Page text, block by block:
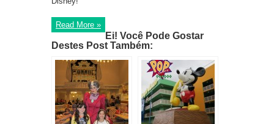
Read More »
Ei! Você Pode Gostar
Destes Post Também: